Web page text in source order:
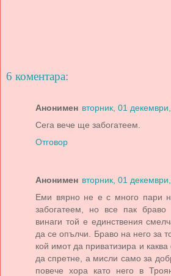
6 коментара:
Анонимен вторник, 01
Сега вече ще забогатеем.
Отговор
Анонимен вторник, 01
Еми вярно не е с много пари
забогатеем, но все пак браво
винаги той е единствения
да се опълчи. Браво на него за
кой имот да приватизира и каква
да спретне, а мисли само за
повече хора като него в